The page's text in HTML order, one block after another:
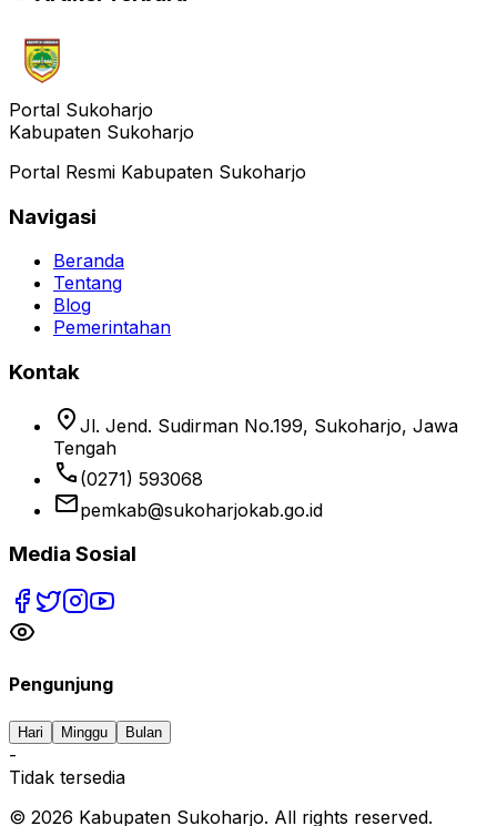
Portal Sukoharjo
Kabupaten Sukoharjo
Portal Resmi Kabupaten Sukoharjo
Navigasi
Beranda
Tentang
Blog
Pemerintahan
Kontak
location_on Jl. Jend. Sudirman No.199, Sukoharjo, Jawa
Tengah
phone (0271) 593068
emailpemkab@sukoharjokab.go.id
Media Sosial
Pengunjung
Hari Minggu Bulan
-
Tidak tersedia
© 2026 Kabupaten Sukoharjo. All rights reserved.